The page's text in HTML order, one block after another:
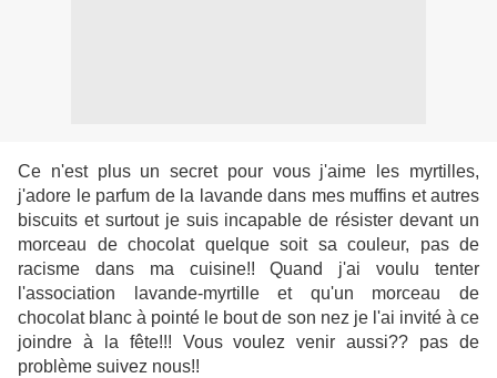
Ce n'est plus un secret pour vous j'aime les myrtilles,
j'adore le parfum de la lavande dans mes muffins et autres
biscuits et surtout je suis incapable de résister devant un
morceau de chocolat quelque soit sa couleur, pas de
racisme dans ma cuisine!! Quand j'ai voulu tenter
l'association lavande-myrtille et qu'un morceau de
chocolat blanc à pointé le bout de son nez je l'ai invité à ce
joindre à la fête!!! Vous voulez venir aussi?? pas de
problème suivez nous!!